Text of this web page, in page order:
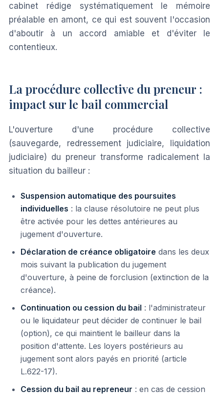
cabinet rédige systématiquement le mémoire
préalable en amont, ce qui est souvent l'occasion
d'aboutir à un accord amiable et d'éviter le
contentieux.
La procédure collective du preneur :
impact sur le bail commercial
L'ouverture d'une procédure collective
(sauvegarde, redressement judiciaire, liquidation
judiciaire) du preneur transforme radicalement la
situation du bailleur :
Suspension automatique des poursuites
individuelles : la clause résolutoire ne peut plus
être activée pour les dettes antérieures au
jugement d'ouverture.
Déclaration de créance obligatoire dans les deux
mois suivant la publication du jugement
d'ouverture, à peine de forclusion (extinction de la
créance).
Continuation ou cession du bail : l'administrateur
ou le liquidateur peut décider de continuer le bail
(option), ce qui maintient le bailleur dans la
position d'attente. Les loyers postérieurs au
jugement sont alors payés en priorité (article
L.622-17).
Cession du bail au repreneur : en cas de cession